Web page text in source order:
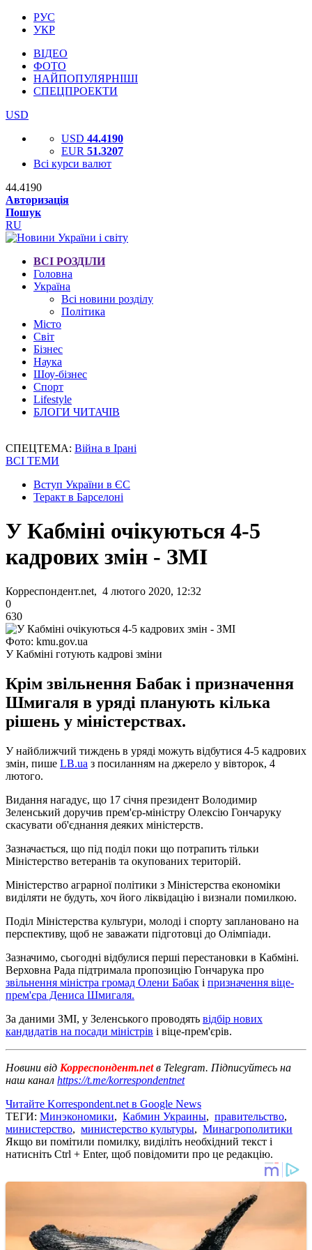
РУС
УКР
ВІДЕО
ФОТО
НАЙПОПУЛЯРНІШІ
СПЕЦПРОЕКТИ
USD
USD 44.4190
EUR 51.3207
Всі курси валют
44.4190
Авторизація
Пошук
RU
ВСІ РОЗДІЛИ
Головна
Україна
Всі новини розділу
Політика
Місто
Світ
Бізнес
Наука
Шоу-бізнес
Спорт
Lifestyle
БЛОГИ ЧИТАЧІВ
СПЕЦТЕМА: Війна в Ірані
ВСІ ТЕМИ
Вступ України в ЄС
Теракт в Барселоні
У Кабміні очікуються 4-5
кадрових змін - ЗМІ
Корреспондент.net, 4 лютого 2020, 12:32
0
630
Фото: kmu.gov.ua
У Кабміні готують кадрові зміни
Крім звільнення Бабак і призначення
Шмигаля в уряді планують кілька
рішень у міністерствах.
У найближчий тиждень в уряді можуть відбутися 4-5 кадрових
змін, пише LB.ua з посиланням на джерело у вівторок, 4
лютого.
Видання нагадує, що 17 січня президент Володимир
Зеленський доручив прем'єр-міністру Олексію Гончаруку
скасувати об'єднання деяких міністерств.
Зазначається, що під поділ поки що потрапить тільки
Міністерство ветеранів та окупованих територій.
Міністерство аграрної політики з Міністерства економіки
виділяти не будуть, хоч його ліквідацію і визнали помилкою.
Поділ Міністерства культури, молоді і спорту заплановано на
перспективу, щоб не заважати підготовці до Олімпіади.
Зазначимо, сьогодні відбулися перші перестановки в Кабміні.
Верховна Рада підтримала пропозицію Гончарука про
звільнення міністра громад Олени Бабак і призначення віце-
прем'єра Дениса Шмигаля.
За даними ЗМІ, у Зеленського проводять відбір нових
кандидатів на посади міністрів і віце-прем'єрів.
Новини від Корреспондент.netв Telegram. Підписуйтесь на
наш канал https://t.me/korrespondentnet
Читайте Korrespondent.net в Google News
ТЕГИ: Минэкономики, Кабмин Украины, правительство,
министерство, министерство культуры, Минагрополитики
Якщо ви помітили помилку, виділіть необхідний текст і
натисніть Ctrl + Enter, щоб повідомити про це редакцію.